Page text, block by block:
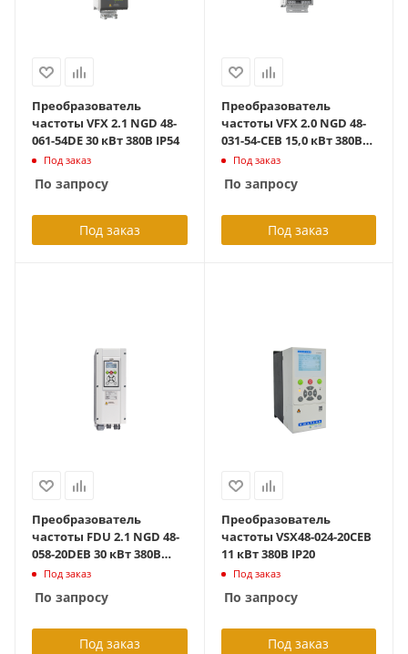
Преобразователь
частоты VFX 2.1 NGD 48-
061-54DE 30 кВт 380В IP54
Под заказ
По запросу
Под заказ
Преобразователь
частоты VFX 2.0 NGD 48-
031-54-CEB 15,0 кВт 380В
IP54_Lift Version_с платой
Под заказ
По запросу
Под заказ
Преобразователь
частоты FDU 2.1 NGD 48-
058-20DEB 30 кВт 380В
IP20 с тормозным
Под заказ
По запросу
Под заказ
Преобразователь
частоты VSX48-024-20CEB
11 кВт 380В IP20
Под заказ
По запросу
Под заказ